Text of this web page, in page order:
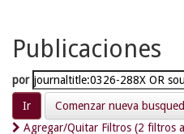
Publicaciones
por
Comenzar nueva
Agregar/Quitar Filtros (2 filtros